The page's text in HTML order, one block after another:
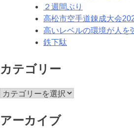
２週間ぶり
高松市空手道錬成大会
高いレベルの環境が人を
鉄下駄
カテゴリー
カ
ゴ
アーカイブ